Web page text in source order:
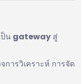
น gateway สู่
ารวิเคราะห์ การจัด